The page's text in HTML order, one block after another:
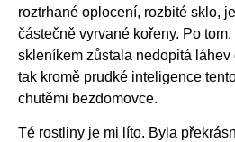
roztrhané oplocení, rozbité sklo,
částečně vyrvané kořeny. Po
skleníkem zůstala nedopitá
tak kromě prudké inteligence
chutěmi bezdomovce.
Té rostliny je mi líto. Byla